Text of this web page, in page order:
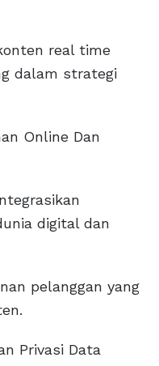
real time
dalam strategi
Online Dan
digital dan
pelanggan yang
Privasi Data